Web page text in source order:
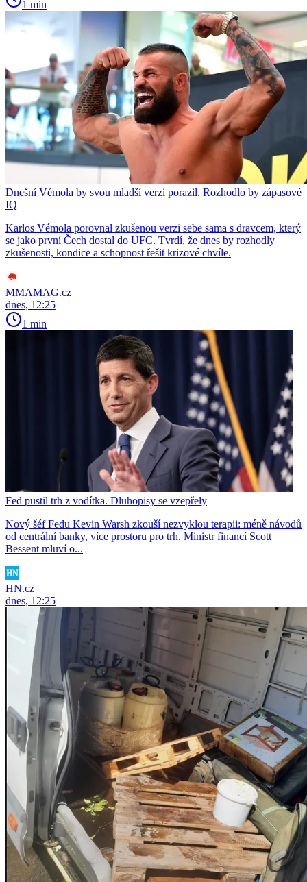
1 min
Dnešní Vémola by svou mladší verzi porazil. Rozhodlo by zápasové
IQ
Karlos Vémola porovnal zkušenou verzi sebe sama s dravcem, který
se jako první Čech dostal do UFC. Tvrdí, že dnes by rozhodly
zkušenosti, kondice a schopnost řešit krizové chvíle.
MMAMAG.cz
dnes, 12:25
1 min
Fed pustil trh z vodítka. Dluhopisy se vzepřely
Nový šéf Fedu Kevin Warsh zkouší nezvyklou terapii: méně návodů
od centrální banky, více prostoru pro trh. Ministr financí Scott
Bessent mluví o...
HN.cz
dnes, 12:25